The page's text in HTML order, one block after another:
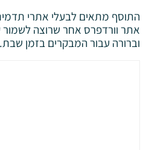
התוסף מתאים לבעלי אתרי תדמית,
אתר וורדפרס אחר שרוצה לשמור
וברורה עבור המבקרים בזמן שבת.